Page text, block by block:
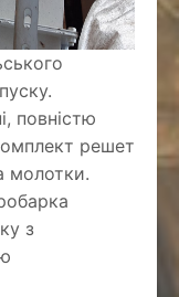
повністю
решет
молотки.
з